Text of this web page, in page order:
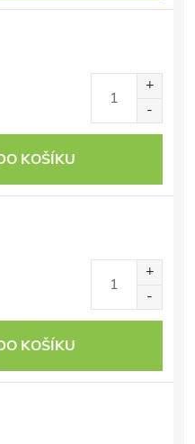
KOŠÍKU
KOŠÍKU